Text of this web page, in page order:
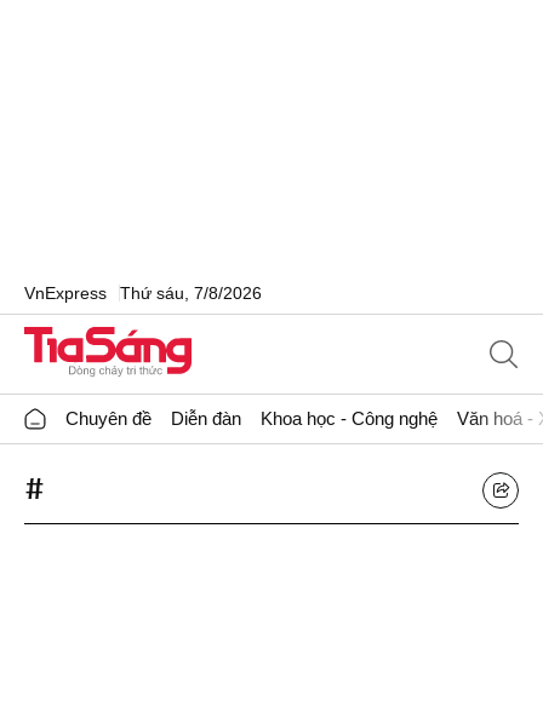
VnExpress Thứ sáu, 7/8/2026
Chuyên đề Diễn đàn Khoa học - Công nghệ Văn hoá -
#